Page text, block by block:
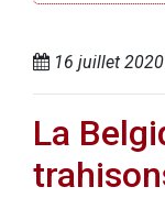
16 juillet 2020
La